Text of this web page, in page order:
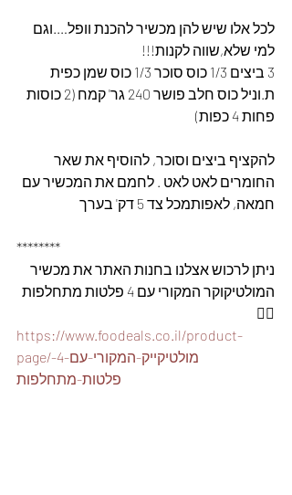
לכל אלו שיש להן מכשיר להכנת וופל….וגם
למי שלא,שווה לקנות!!!
3 ביצים 1/3 כוס סוכר 1/3 כוס שמן כפית
ת.וניל כוס חלב פושר 240 גר' קמח (2 כוסות
פחות 4 כפות)
להקציף ביצים וסוכר, להוסיף את שאר
החומרים לאט לאט . לחמם את המכשיר עם
חמאה, לאפותמכל צד 5 דק' בערך﻿
********
ניתן לרכוש אצלנו בחנות האתר את מכשיר
המולטיקוקר המקורי עם 4 פלטות מתחלפות
👇🏽
https://www.foodeals.co.il/product-
page/מולטיקייק-המקורי-עם-4-
פלטות-מתחלפות